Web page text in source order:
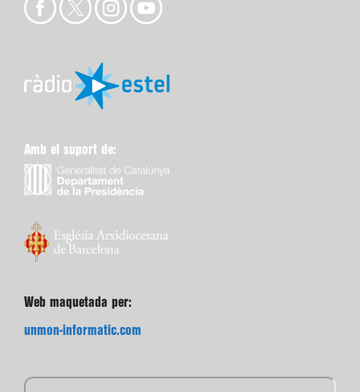
Amb el suport de:
Web maquetada per:
unmon-informatic.com